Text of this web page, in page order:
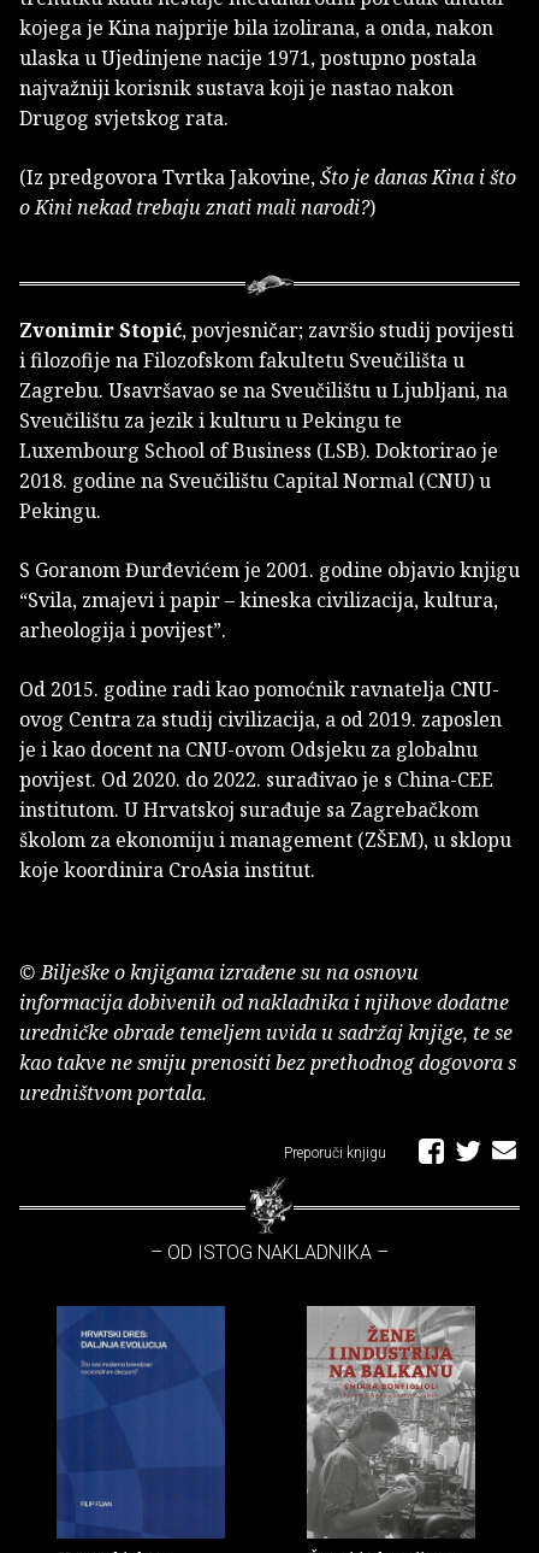
kojega je Kina najprije bila izolirana, a onda, nakon
ulaska u Ujedinjene nacije 1971, postupno postala
najvažniji korisnik sustava koji je nastao nakon
Drugog svjetskog rata.
(Iz predgovora Tvrtka Jakovine,Što je danas Kina i što
o Kini nekad trebaju znati mali narodi?)
Zvonimir Stopić, povjesničar; završio studij povijesti
i filozofije na Filozofskom fakultetu Sveučilišta u
Zagrebu. Usavršavao se na Sveučilištu u Ljubljani, na
Sveučilištu za jezik i kulturu u Pekingu te
Luxembourg School of Business (LSB). Doktorirao je
2018. godine na Sveučilištu Capital Normal (CNU) u
Pekingu.
S Goranom Đurđevićem je 2001. godine objavio knjigu
“Svila, zmajevi i papir – kineska civilizacija, kultura,
arheologija i povijest”.
Od 2015. godine radi kao pomoćnik ravnatelja CNU-
ovog Centra za studij civilizacija, a od 2019. zaposlen
je i kao docent na CNU-ovom Odsjeku za globalnu
povijest. Od 2020. do 2022. surađivao je s China-CEE
institutom. U Hrvatskoj surađuje sa Zagrebačkom
školom za ekonomiju i management (ZŠEM), u sklopu
koje koordinira CroAsia institut.
© Bilješke o knjigama izrađene su na osnovu
informacija dobivenih od nakladnika i njihove dodatne
uredničke obrade temeljem uvida u sadržaj knjige, te se
kao takve ne smiju prenositi bez prethodnog dogovora s
uredništvom portala.
Preporuči knjigu
– OD ISTOG NAKLADNIKA –